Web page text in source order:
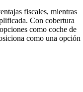
fiscales, mientras
Con cobertura
como coche de
como una opción